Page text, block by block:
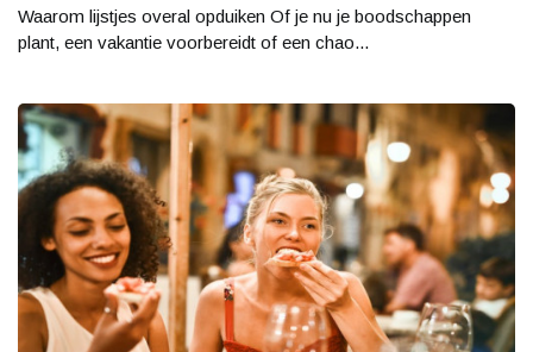
Waarom lijstjes overal opduiken Of je nu je boodschappen
plant, een vakantie voorbereidt of een chao...